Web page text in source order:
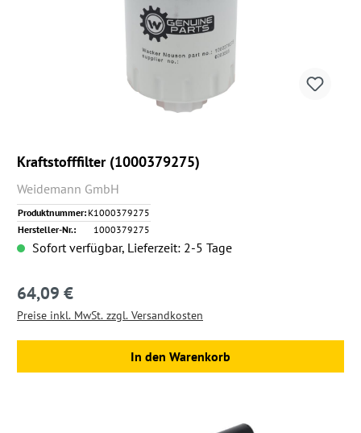
Kraftstofffilter (1000379275)
Weidemann GmbH
Produktnummer: K1000379275
Hersteller-Nr.:
1000379275
Sofort verfügbar, Lieferzeit: 2-5 Tage
Regulärer Preis:
64,09 €
Preise inkl. MwSt. zzgl. Versandkosten
In den Warenkorb